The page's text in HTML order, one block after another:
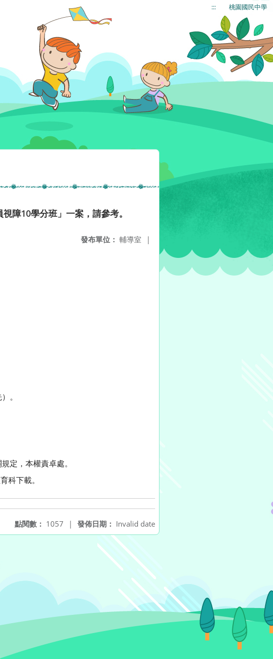
::: 桃園國民中學
障10學分班」一案，請參考。
發布單位： 輔導室 |
。
定，本權責卓處。
科下載。
發佈日期： Invalid date
點閱數： 1057 |